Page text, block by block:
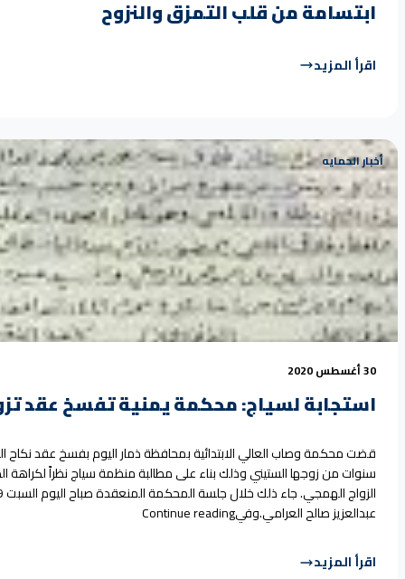
ابتسامة من قلب التمزق والنزوح
اقرأ المزيد
أخبار الحمايه
30 أغسطس 2020
استجابة لسياج: محكمة يمنية تفسخ عقد
قضت محكمة وصاب العالي الابتدائية بمحافظة ذمار اليوم بفسخ عقد
سنوات من زوجها الستيني وذلك بناء على مطالبة منظمة سياج نظراً لكراهة
عبدالعزيز صالح العرامي.وفيContinue reading“استجابة لسياج: محكمة
اقرأ المزيد